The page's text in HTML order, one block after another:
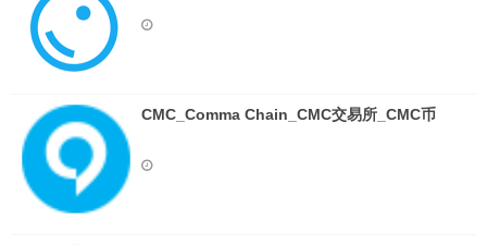
CMC_Comma Chain_CMC交易所_CMC币